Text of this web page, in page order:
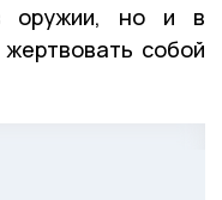
оружии, но и в
собой